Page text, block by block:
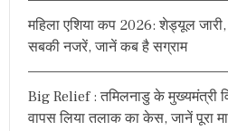
महिला एशिया कप 2026: शेड्यूल
सबकी नजरें, जानें कब है सग्राम
Big Relief : तमिलनाडु के मुख्यमंत्री
वापस लिया तलाक का केस, जानें पूरा